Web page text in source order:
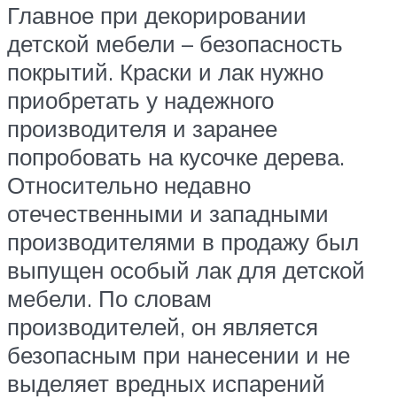
Главное при декорировании
детской мебели – безопасность
покрытий. Краски и лак нужно
приобретать у надежного
производителя и заранее
попробовать на кусочке дерева.
Относительно недавно
отечественными и западными
производителями в продажу был
выпущен особый лак для детской
мебели. По словам
производителей, он является
безопасным при нанесении и не
выделяет вредных испарений